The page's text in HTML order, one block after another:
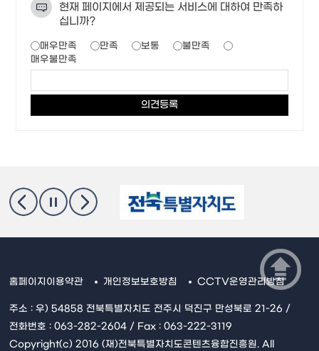
현재 페이지에서 제공되는 서비스에 대하여 만족하
십니까?
매우만족 만족 보통
불만족
매우불만족
홈페이지이용약관 개인정보보호방침 CCTV운영관리방침
주소 : 우) 54858 전북특별자치도 전주시 덕진구 만성북로 21-26 /
전화번호 : 063-282-2604 / Fax : 063-222-3119
Copyright(c) 2016 (재)전북특별자치도콘텐츠융합진흥원. All